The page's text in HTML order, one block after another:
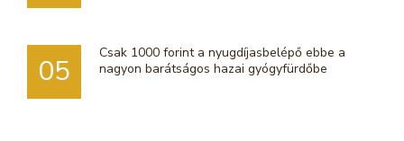
05
Csak 1000 forint a nyugdíjasbelépő ebbe a
nagyon barátságos hazai gyógyfürdőbe